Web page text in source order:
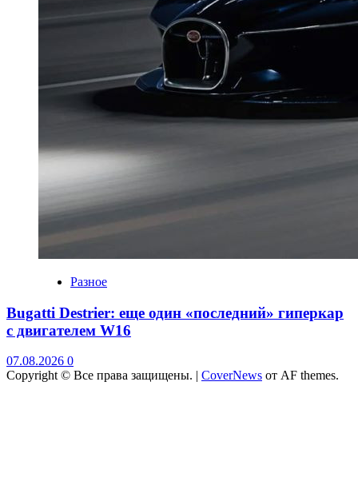
Разное
Bugatti Destrier: еще один «последний» гиперкар
с двигателем W16
07.08.2026 0
Copyright © Все права защищены. | CoverNews от AF themes.